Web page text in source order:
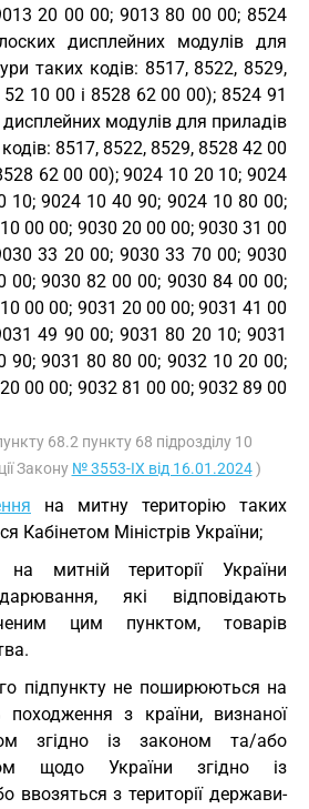
20 00 00; 9013 80 00 00; 8524
дисплейних модулів для
таких кодів: 8517, 8522, 8529,
10 00 і 8528 62 00 00); 8524 91
модулів для приладів
8517, 8522, 8529, 8528 42 00
62 00 00); 9024 10 20 10; 9024
10; 9024 10 40 90; 9024 10 80 00;
00 00; 9030 20 00 00; 9030 31 00
33 20 00; 9030 33 70 00; 9030
00; 9030 82 00 00; 9030 84 00 00;
00 00; 9031 20 00 00; 9031 41 00
49 90 00; 9031 80 20 10; 9031
90; 9031 80 80 00; 9032 10 20 00;
00 00; 9032 81 00 00; 9032 89 00
68.2 пункту 68 підрозділу 10
Закону № 3553-IX від 16.01.2024)
на митну територію таких
Кабінетом Міністрів України;
митній території України
які відповідають
цим пунктом, товарів
підпункту не поширюються на
з країни, визнаної
згідно із законом та/або
щодо України згідно із
ввозяться з території держави-